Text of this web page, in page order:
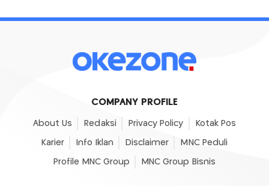
COMPANY PROFILE
About Us Redaksi Privacy Policy Kotak Pos
Karier Info Iklan Disclaimer MNC Peduli
Profile MNC Group MNC Group Bisnis